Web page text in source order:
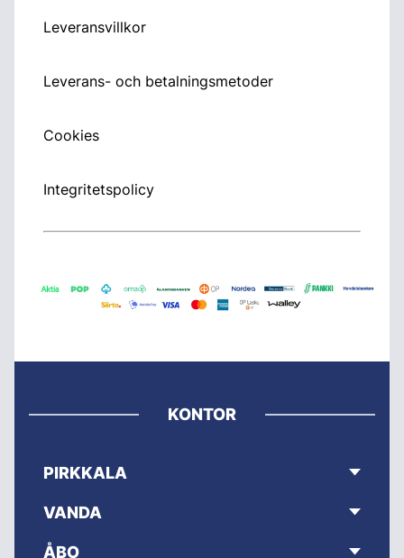
Leveransvillkor
Leverans- och betalningsmetoder
Cookies
Integritetspolicy
KONTOR
PIRKKALA
VANDA
ÅBO